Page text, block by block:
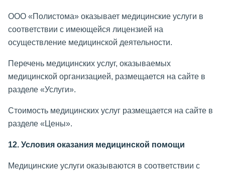
ООО «Полистома» оказывает медицинские услуги в
соответствии с имеющейся лицензией на
осуществление медицинской деятельности.
Перечень медицинских услуг, оказываемых
медицинской организацией, размещается на сайте в
разделе «Услуги».
Стоимость медицинских услуг размещается на сайте в
разделе «Цены».
12. Условия оказания медицинской помощи
Медицинские услуги оказываются в соответствии с